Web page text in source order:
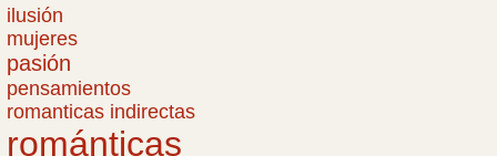
ilusión
mujeres
pasión
pensamientos
romanticas indirectas
románticas